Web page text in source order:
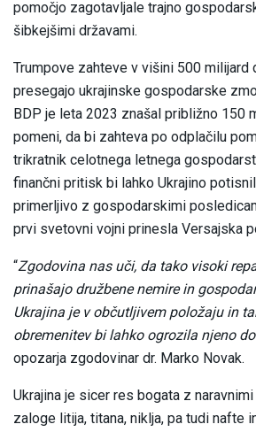
pomočjo zagotavljale trajno
šibkejšimi državami.
Trumpove zahteve v višini 500 milijard
presegajo ukrajinske gospodarske
BDP je leta 2023 znašal približno 150
pomeni, da bi zahteva po odplačilu
trikratnik celotnega letnega
finančni pritisk bi lahko Ukrajino
primerljivo z gospodarskimi
prvi svetovni vojni prinesla Versajska
“Zgodovina nas uči, da tako visoki
prinašajo družbene nemire in
Ukrajina je v občutljivem položaju in
obremenitev bi lahko ogrozila njeno
opozarja zgodovinar dr. Marko Novak.
Ukrajina je sicer res bogata z
zaloge litija, titana, niklja, pa tudi nafte